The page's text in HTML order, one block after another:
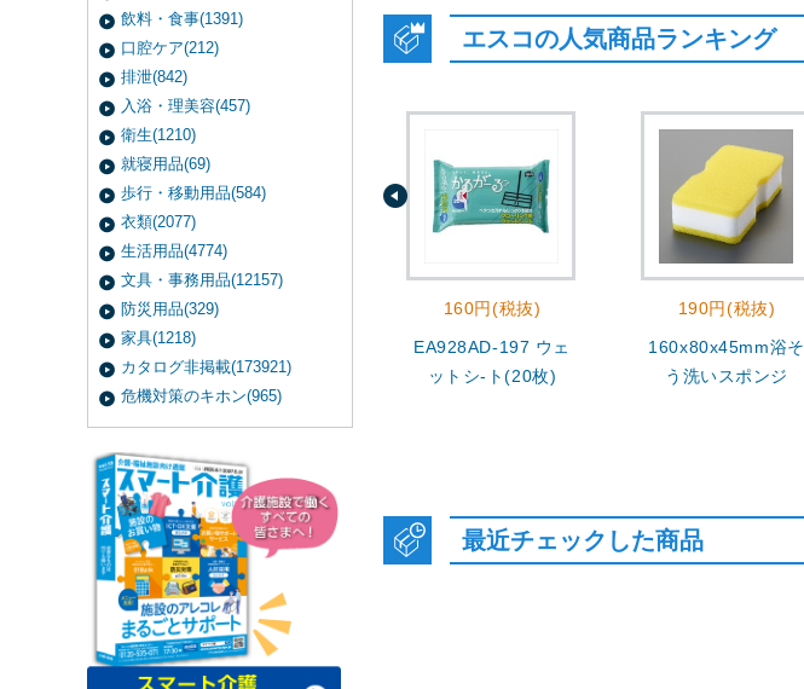
飲料・食事(1391)
口腔ケア(212)
排泄(842)
入浴・理美容(457)
衛生(1210)
就寝用品(69)
歩行・移動用品(584)
衣類(2077)
生活用品(4774)
文具・事務用品(12157)
防災用品(329)
家具(1218)
カタログ非掲載(173921)
危機対策のキホン(965)
エスコの人気商品ランキング
160円(税抜)
EA928AD-197 ウェ
ットシ-ト(20枚)
190円(税抜)
160x80x45mm浴そ
う洗いスポンジ
最近チェックした商品